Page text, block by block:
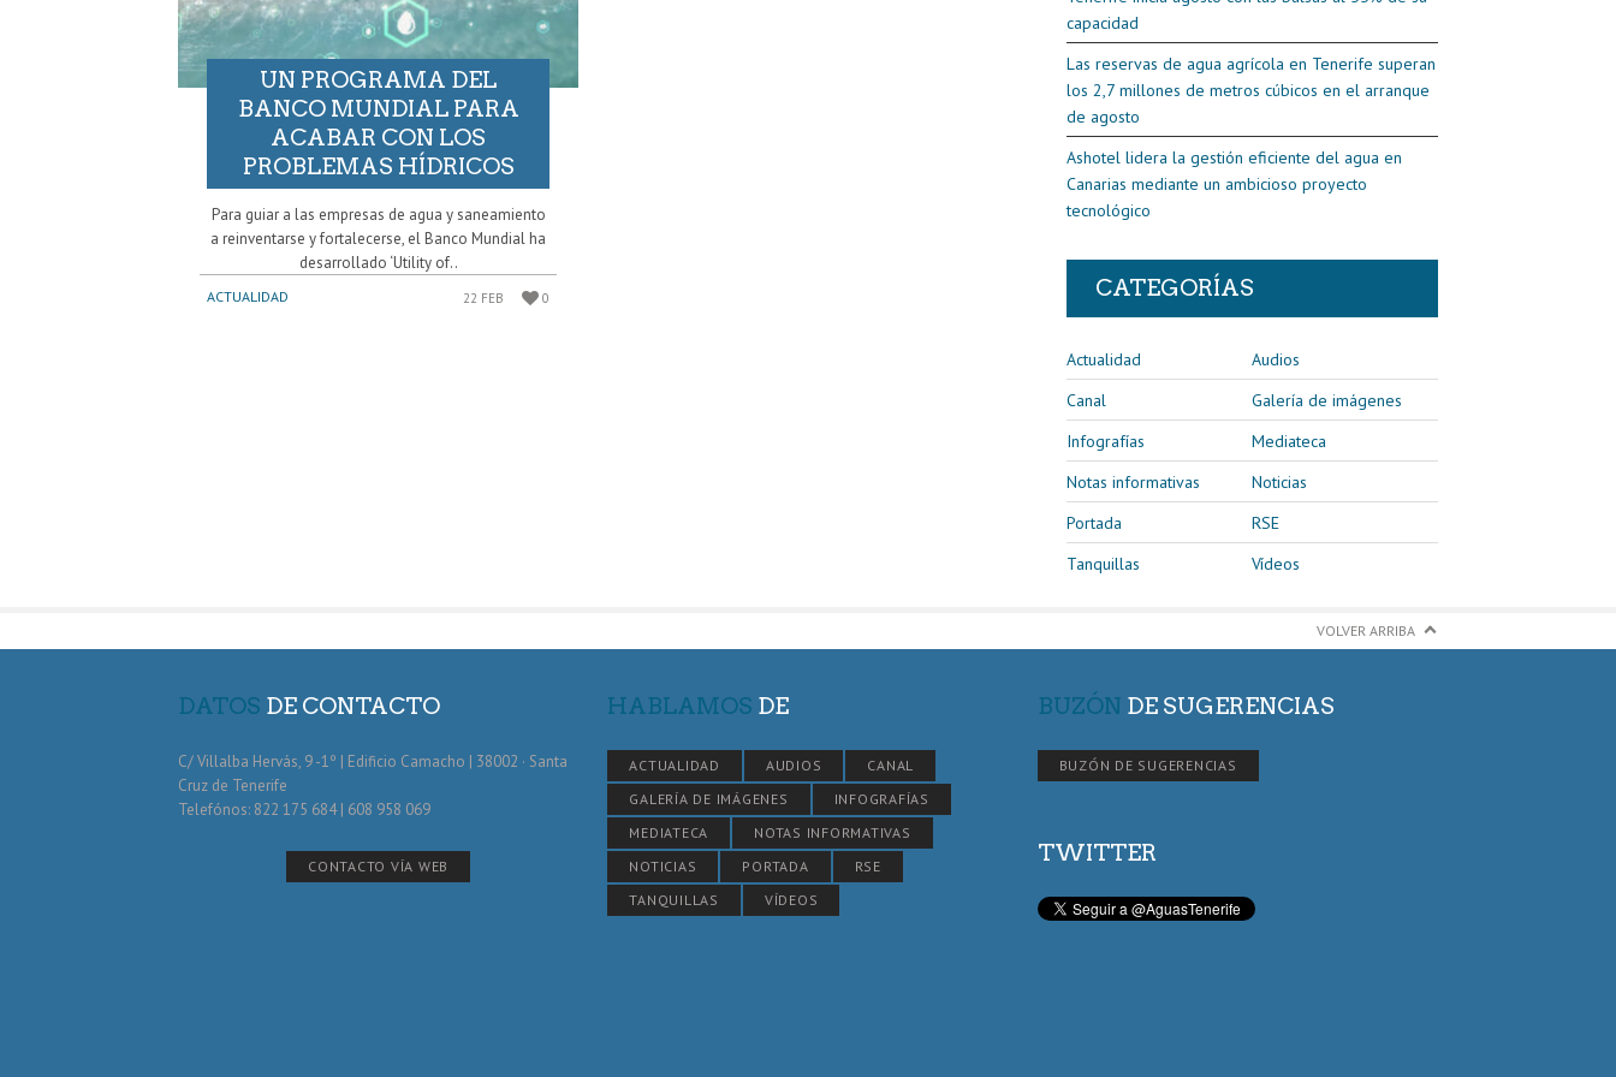
UN PROGRAMA DEL
BANCO MUNDIAL PARA
ACABAR CON LOS
PROBLEMAS HÍDRICOS
Para guiar a las empresas de agua y saneamiento
a reinventarse y fortalecerse, el Banco Mundial ha
desarrollado ‘Utility of..
ACTUALIDAD 22 FEB 0
capacidad
Las reservas de agua agrícola en Tenerife superan
los 2,7 millones de metros cúbicos en el arranque
de agosto
Ashotel lidera la gestión eficiente del agua en
Canarias mediante un ambicioso proyecto
tecnológico
CATEGORÍAS
Actualidad
Audios
Canal
Galería de imágenes
Infografías
Mediateca
Notas informativas
Noticias
Portada
RSE
Tanquillas
Vídeos
VOLVER ARRIBA
DATOS DE CONTACTO
C/ Villalba Hervás, 9 -1º | Edificio Camacho | 38002 · Santa
Cruz de Tenerife
Telefónos: 822 175 684 | 608 958 069
CONTACTO VÍA WEB
HABLAMOS DE
ACTUALIDAD AUDIOS
CANAL
GALERÍA DE IMÁGENES
INFOGRAFÍAS
MEDIATECA
NOTAS INFORMATIVAS
NOTICIAS
PORTADA
RSE
TANQUILLAS
VÍDEOS
BUZÓN DE SUGERENCIAS
BUZÓN DE SUGERENCIAS
TWITTER